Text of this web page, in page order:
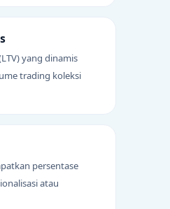
yang dinamis
trading koleksi
persentase
atau